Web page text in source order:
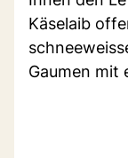
Käselaib
Gaumen mit